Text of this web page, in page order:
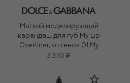
Мягкий моделирующий
карандаш для губ My Lip
Overliner, оттенок 01 My
Honey Nude (1,2g)
3 370 ₽